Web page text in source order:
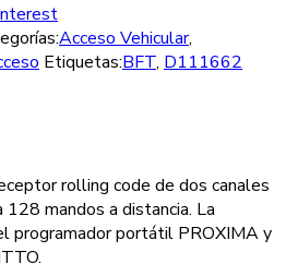
Acceso Vehicular,
Etiquetas:BFT, D111662
rolling code de dos canales
128 mandos a distancia. La
programador portátil PROXIMA y